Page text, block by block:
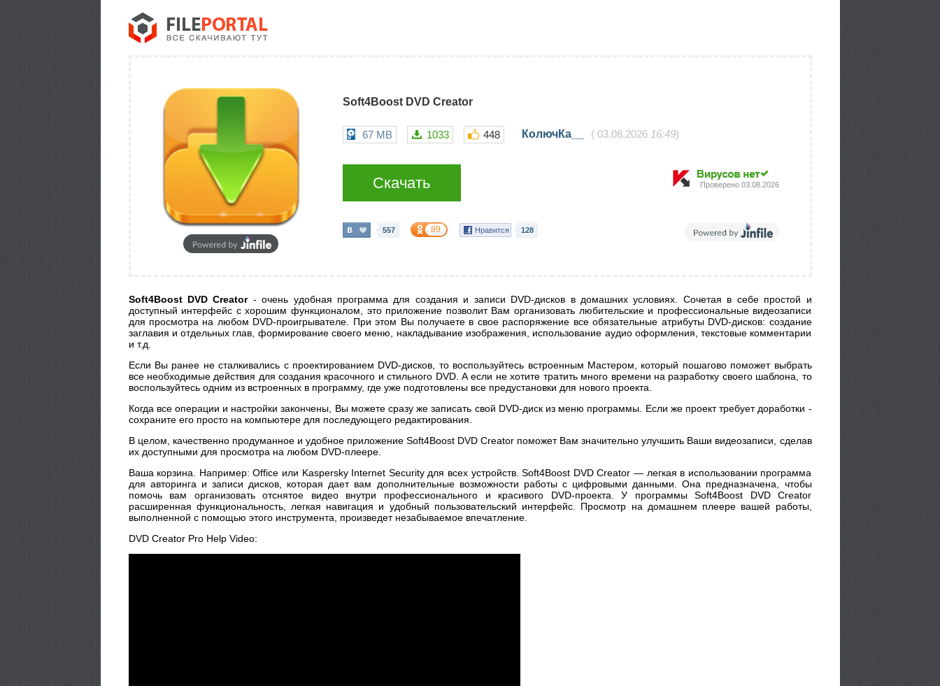
Soft4Boost DVD Creator
67 MB 1033 448 КолючКа__ ( 03.08.2026 16:49)
Скачать Проверено 03.08.2026
557 89 Нравится 128
Soft4Boost DVD Creator- очень удобная программа для создания и записи DVD-дисков в домашних условиях. Сочетая в себе простой и
доступный интерфейс с хорошим функционалом, это приложение позволит Вам организовать любительские и профессиональные видеозаписи
для просмотра на любом DVD-проигрывателе. При этом Вы получаете в свое распоряжение все обязательные атрибуты DVD-дисков: создание
заглавия и отдельных глав, формирование своего меню, накладывание изображения, использование аудио оформления, текстовые комментарии
и т.д.
Если Вы ранее не сталкивались с проектированием DVD-дисков, то воспользуйтесь встроенным Мастером, который пошагово поможет выбрать
все необходимые действия для создания красочного и стильного DVD. А если не хотите тратить много времени на разработку своего шаблона, то
воспользуйтесь одним из встроенных в программу, где уже подготовлены все предустановки для нового проекта.
Когда все операции и настройки закончены, Вы можете сразу же записать свой DVD-диск из меню программы. Если же проект требует доработки -
сохраните его просто на компьютере для последующего редактирования.
В целом, качественно продуманное и удобное приложение Soft4Boost DVD Creator поможет Вам значительно улучшить Ваши видеозаписи, сделав
их доступными для просмотра на любом DVD-плеере.
Ваша корзина. Например: Office или Kaspersky Internet Security для всех устройств. Soft4Boost DVD Creator — легкая в использовании программа
для авторинга и записи дисков, которая дает вам дополнительные возможности работы с цифровыми данными. Она предназначена, чтобы
помочь вам организовать отснятое видео внутри профессионального и красивого DVD-проекта. У программы Soft4Boost DVD Creator
расширенная функциональность, легкая навигация и удобный пользовательский интерфейс. Просмотр на домашнем плеере вашей работы,
выполненной с помощью этого инструмента, произведет незабываемое впечатление.
DVD Creator Pro Help Video: